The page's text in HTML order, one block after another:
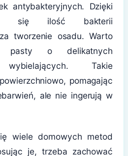
antybakteryjnych. Dzięki
się ilość bakterii
tworzenie osadu. Warto
pasty o delikatnych
wybielających. Takie
pomagając
ale nie ingerują w
wiele domowych metod
je, trzeba zachować